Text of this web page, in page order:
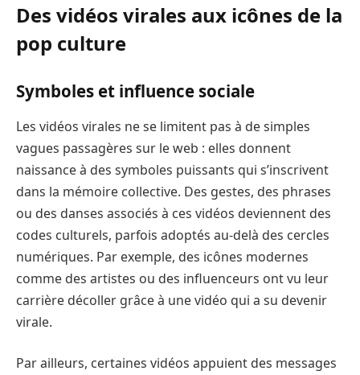
Des vidéos virales aux icônes de la
pop culture
Symboles et influence sociale
Les vidéos virales ne se limitent pas à de simples
vagues passagères sur le web : elles donnent
naissance à des symboles puissants qui s’inscrivent
dans la mémoire collective. Des gestes, des phrases
ou des danses associés à ces vidéos deviennent des
codes culturels, parfois adoptés au-delà des cercles
numériques. Par exemple, des icônes modernes
comme des artistes ou des influenceurs ont vu leur
carrière décoller grâce à une vidéo qui a su devenir
virale.
Par ailleurs, certaines vidéos appuient des messages